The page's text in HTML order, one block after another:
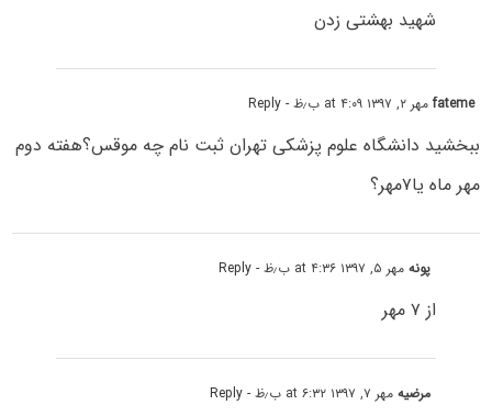
شهید بهشتی زدن
fatemeمهر ۲, ۱۳۹۷ at ۴:۰۹ ب٫ظ - Reply
ببخشید دانشگاه علوم پزشکی تهران ثبت نام چه موقس؟هفته دوم
مهر ماه یا۷مهر؟
پونهمهر ۵, ۱۳۹۷ at ۴:۳۶ ب٫ظ - Reply
از ۷ مهر
مرضیهمهر ۷, ۱۳۹۷ at ۶:۳۲ ب٫ظ - Reply